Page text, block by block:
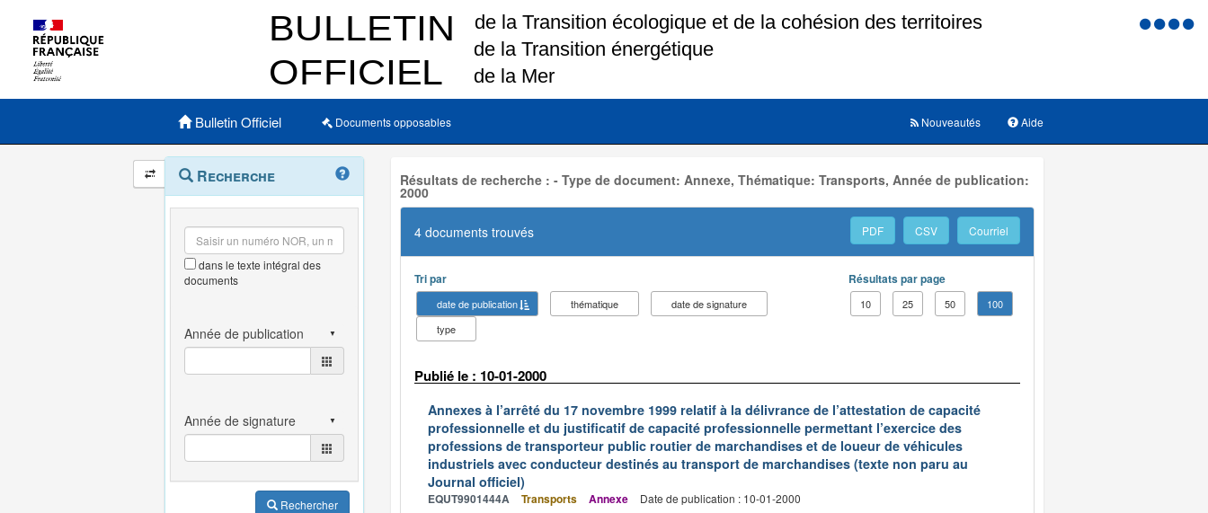
Menu
Menu principal
Bulletin Officiel Documents opposables Aide
Nouveautés
Navigation
et
outils
annexes
Menu
contextuel
Recherche
dans le texte intégral des
documents
Rechercher
Résultats de recherche : - Type de document: Annexe, Thématique: Transports, Année de publication:
2000
4 documents trouvés PDF CSV Courriel
Tri par
date de publication thématique
date de signature
type
Résultats par page
10 25 50 100
Publié le : 10-01-2000
Annexes à l’arrêté du 17 novembre 1999 relatif à la délivrance de l’attestation de capacité
professionnelle et du justificatif de capacité professionnelle permettant l’exercice des
professions de transporteur public routier de marchandises et de loueur de véhicules
industriels avec conducteur destinés au transport de marchandises (texte non paru au
Journal officiel)
EQUT9901444A Transports Annexe Date de publication : 10-01-2000